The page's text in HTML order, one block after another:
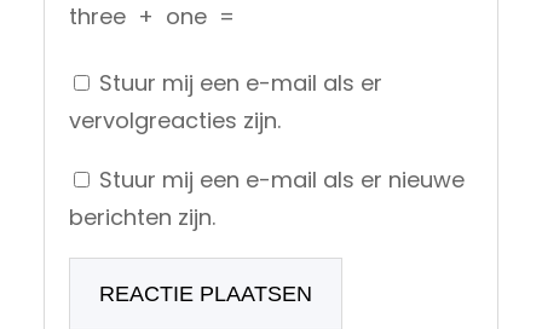
three + one =
Stuur mij een e-mail als er
vervolgreacties zijn.
Stuur mij een e-mail als er nieuwe
berichten zijn.